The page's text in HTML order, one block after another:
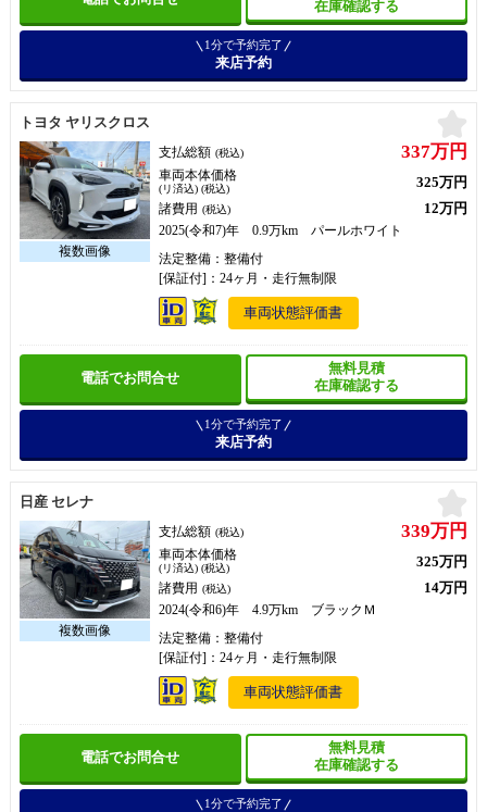
在庫確認する
1分で予約完了
来店予約
トヨタ ヤリスクロス
支払総額 (税込) 337万円
車両本体価格
(リ済込) (税込) 325万円
諸費用 (税込) 12万円
2025(令和7)年 0.9万km パールホワイト
法定整備：整備付
[保証付]：24ヶ月・走行無制限
車両状態評価書
電話でお問合せ
無料見積
在庫確認する
1分で予約完了
来店予約
日産 セレナ
支払総額 (税込) 339万円
車両本体価格
(リ済込) (税込) 325万円
諸費用 (税込) 14万円
2024(令和6)年 4.9万km ブラックＭ
法定整備：整備付
[保証付]：24ヶ月・走行無制限
車両状態評価書
電話でお問合せ
無料見積
在庫確認する
1分で予約完了